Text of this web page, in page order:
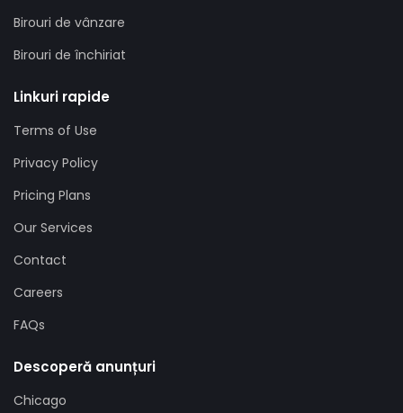
Birouri de vânzare
Birouri de închiriat
Linkuri rapide
Terms of Use
Privacy Policy
Pricing Plans
Our Services
Contact
Careers
FAQs
Descoperă anunțuri
Chicago